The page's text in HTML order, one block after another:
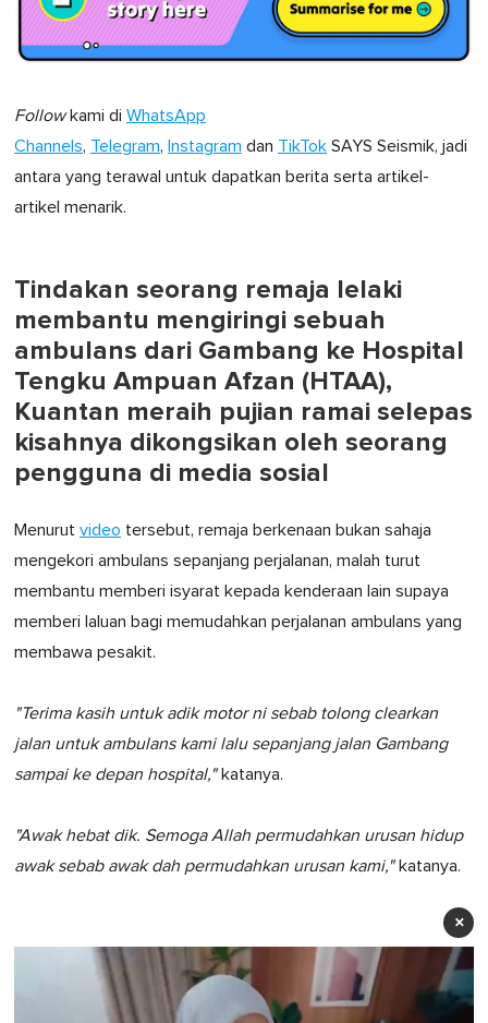
Followkami di WhatsApp
Channels, Telegram, Instagram dan TikTok SAYS Seismik, jadi
antara yang terawal untuk dapatkan berita serta artikel-
artikel menarik.
Tindakan seorang remaja lelaki
membantu mengiringi sebuah
ambulans dari Gambang ke Hospital
Tengku Ampuan Afzan (HTAA),
Kuantan meraih pujian ramai selepas
kisahnya dikongsikan oleh seorang
pengguna di media sosial
Menurut video tersebut, remaja berkenaan bukan sahaja
mengekori ambulans sepanjang perjalanan, malah turut
membantu memberi isyarat kepada kenderaan lain supaya
memberi laluan bagi memudahkan perjalanan ambulans yang
membawa pesakit.
"Terima kasih untuk adik motor ni sebab tolong clearkan
jalan untuk ambulans kami lalu sepanjang jalan Gambang
sampai ke depan hospital," katanya.
"Awak hebat dik. Semoga Allah permudahkan urusan hidup
awak sebab awak dah permudahkan urusan kami," katanya.
×